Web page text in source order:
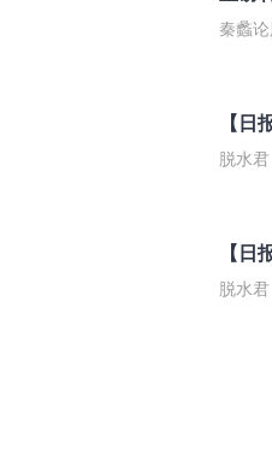
秦蠡
【日
脱水
【日
脱水